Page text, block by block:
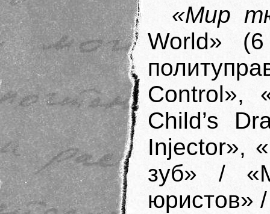
«Мир
World»
Control»,
Child’s
Injector»,
зуб» /
юристов»